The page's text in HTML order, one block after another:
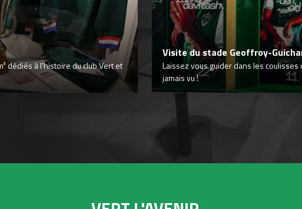
dédiés à l’histoire du club Vert et
Visite du stade Geoffroy-
Laissez vous guider dans les coulisses
jamais vu !